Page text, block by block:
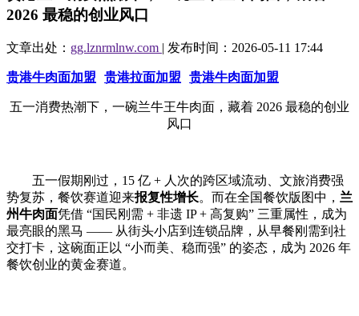
2026 最稳的创业风口
文章出处： gg.lznrmlnw.com | 发布时间：2026-05-11 17:44
贵港牛肉面加盟 贵港拉面加盟 贵港牛肉面加盟
五一消费热潮下，一碗兰牛王牛肉面，藏着 2026 最稳的创业
风口
五一假期刚过， 15 亿 + 人次的跨区域流动、文旅消费强
势复苏，餐饮赛道迎来报复性增长。而在全国餐饮版图中， 兰
州牛肉面凭借 “国民刚需 + 非遗 IP + 高复购” 三重属性，成为
最亮眼的黑马 —— 从街头小店到连锁品牌，从早餐刚需到社
交打卡，这碗面正以 “小而美、稳而强” 的姿态，成为 2026 年
餐饮创业的黄金赛道。